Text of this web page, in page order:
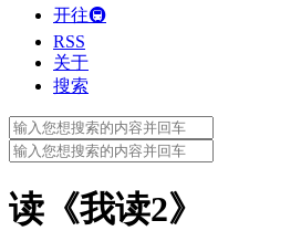
开往🚇
RSS
关于
搜索
Search
for:
Search
for:
读《我读2》